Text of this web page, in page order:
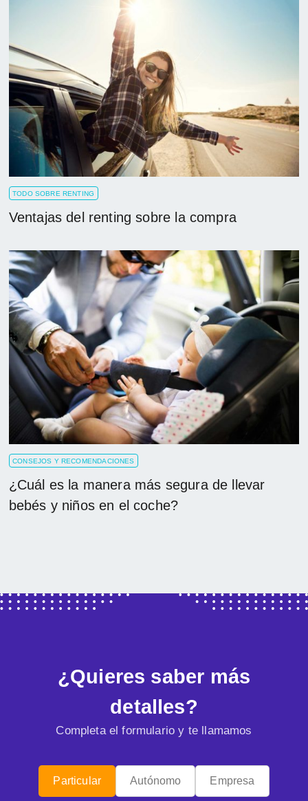
TODO SOBRE RENTING
Ventajas del renting sobre la compra
CONSEJOS Y RECOMENDACIONES
¿Cuál es la manera más segura de llevar
bebés y niños en el coche?
¿Quieres saber más
detalles?
Completa el formulario y te llamamos
Particular Autónomo Empresa